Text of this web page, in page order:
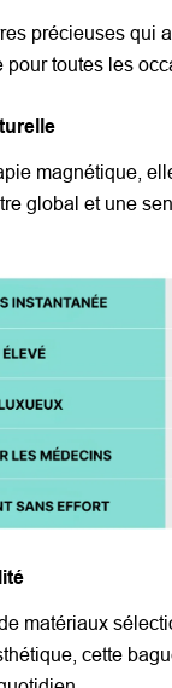
précieuses qui
toutes les
magnétique,
global et une
matériaux
cette